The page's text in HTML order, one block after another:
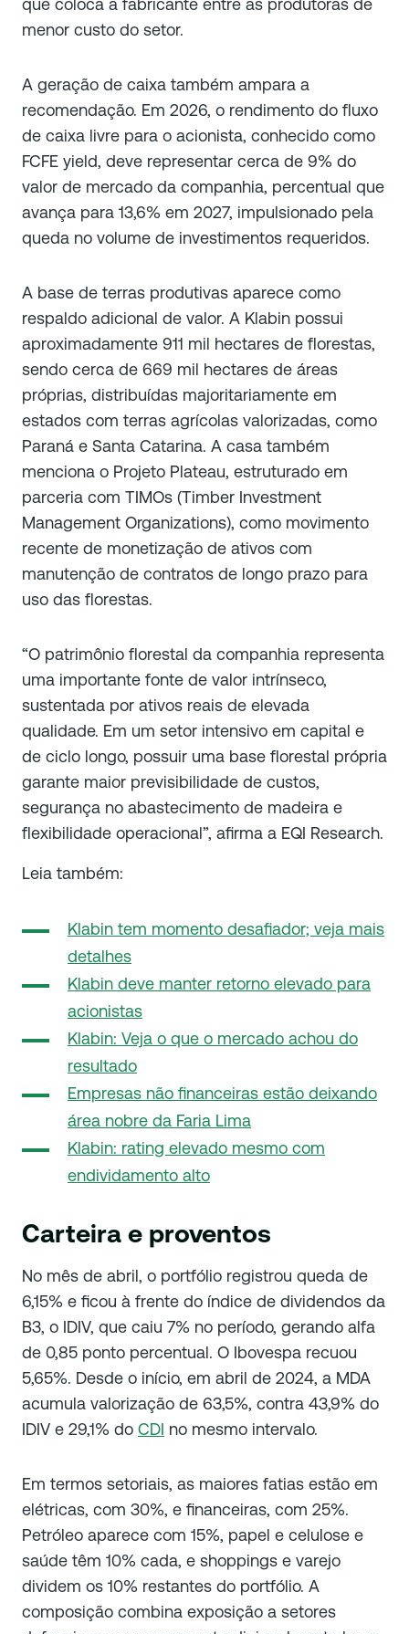
que coloca a fabricante entre as produtoras de
menor custo do setor.
A geração de caixa também ampara a
recomendação. Em 2026, o rendimento do fluxo
de caixa livre para o acionista, conhecido como
FCFE yield, deve representar cerca de 9% do
valor de mercado da companhia, percentual que
avança para 13,6% em 2027, impulsionado pela
queda no volume de investimentos requeridos.
A base de terras produtivas aparece como
respaldo adicional de valor. A Klabin possui
aproximadamente 911 mil hectares de florestas,
sendo cerca de 669 mil hectares de áreas
próprias, distribuídas majoritariamente em
estados com terras agrícolas valorizadas, como
Paraná e Santa Catarina. A casa também
menciona o Projeto Plateau, estruturado em
parceria com TIMOs (Timber Investment
Management Organizations), como movimento
recente de monetização de ativos com
manutenção de contratos de longo prazo para
uso das florestas.
“O patrimônio florestal da companhia representa
uma importante fonte de valor intrínseco,
sustentada por ativos reais de elevada
qualidade. Em um setor intensivo em capital e
de ciclo longo, possuir uma base florestal própria
garante maior previsibilidade de custos,
segurança no abastecimento de madeira e
flexibilidade operacional”, afirma a EQI Research.
Leia também:
Klabin tem momento desafiador; veja mais
detalhes
Klabin deve manter retorno elevado para
acionistas
Klabin: Veja o que o mercado achou do
resultado
Empresas não financeiras estão deixando
área nobre da Faria Lima
Klabin: rating elevado mesmo com
endividamento alto
Carteira e proventos
No mês de abril, o portfólio registrou queda de
6,15% e ficou à frente do índice de dividendos da
B3, o IDIV, que caiu 7% no período, gerando alfa
de 0,85 ponto percentual. O Ibovespa recuou
5,65%. Desde o início, em abril de 2024, a MDA
acumula valorização de 63,5%, contra 43,9% do
IDIV e 29,1% do CDI no mesmo intervalo.
Em termos setoriais, as maiores fatias estão em
elétricas, com 30%, e financeiras, com 25%.
Petróleo aparece com 15%, papel e celulose e
saúde têm 10% cada, e shoppings e varejo
dividem os 10% restantes do portfólio. A
composição combina exposição a setores